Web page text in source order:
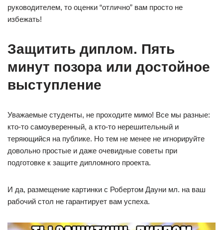
руководителем, то оценки “отлично” вам просто не
избежать!
Защитить диплом. Пять
минут позора или достойное
выступление
Уважаемые студенты, не проходите мимо! Все мы разные:
кто-то самоуверенный, а кто-то нерешительный и
теряющийся на публике. Но тем нe менее не игнорируйте
довольно простые и даже очевидные советы при
подготовке к защите дипломного проекта.
И да, размещение картинки с Робертом Дауни мл. на ваш
рабочий стол не гарантирует вам успеха.